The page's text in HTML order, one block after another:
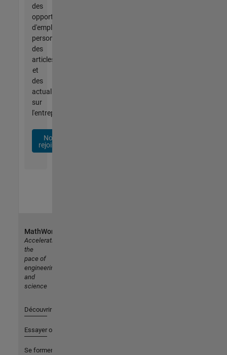
des
opportunités
d'emploi
personnalisées,
des
articles
et
des
actualités
sur
l'entreprise.
Nous
rejoindre
MathWorks
Accelerating
the
pace of
engineering
and
science
Découvrir les produits
Essayer ou acheter
Se former